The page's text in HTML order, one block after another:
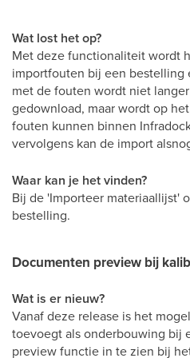
Wat lost het op?
Met deze functionaliteit wordt
importfouten bij een bestelling
met de fouten wordt niet
gedownload, maar wordt op
fouten kunnen binnen
vervolgens kan de import
Waar kan je het vinden?
Bij de 'Importeer materiaallijst'
bestelling.
Documenten preview bij
Wat is er nieuw?
Vanaf deze release is het
toevoegt als onderbouwing bij
preview functie in te zien bij